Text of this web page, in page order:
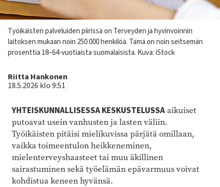
Kuvateksti
Työikäisten palveluiden piirissä on Terveyden ja hyvinvoinnin
laitoksen mukaan noin 250 000 henkilöä. Tämä on noin seitsemän
prosenttia 18–64-vuotiaista suomalaisista. Kuva: iStock
Kirjoittaja
Riitta Hankonen
18.5.2026 klo 9:51
YHTEISKUNNALLISESSA KESKUSTELUSSAaikuiset
putoavat usein vanhusten ja lasten väliin.
Työikäisten pitäisi mielikuvissa pärjätä omillaan,
vaikka toimeentulon heikkeneminen,
mielenterveyshaasteet tai muu äkillinen
sairastuminen sekä työelämän epävarmuus voivat
kohdistua keneen hyvänsä.